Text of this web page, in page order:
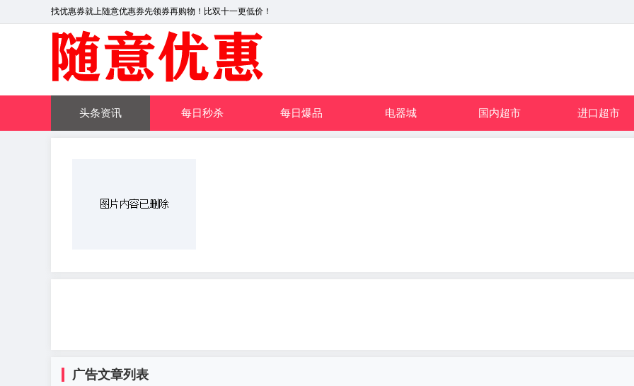
找优惠券就上随意优惠券先领券再购物！比双十一更低价！
头条资讯 每日秒杀 每日爆品 电器城 国内超市 进口超市
广告文章列表